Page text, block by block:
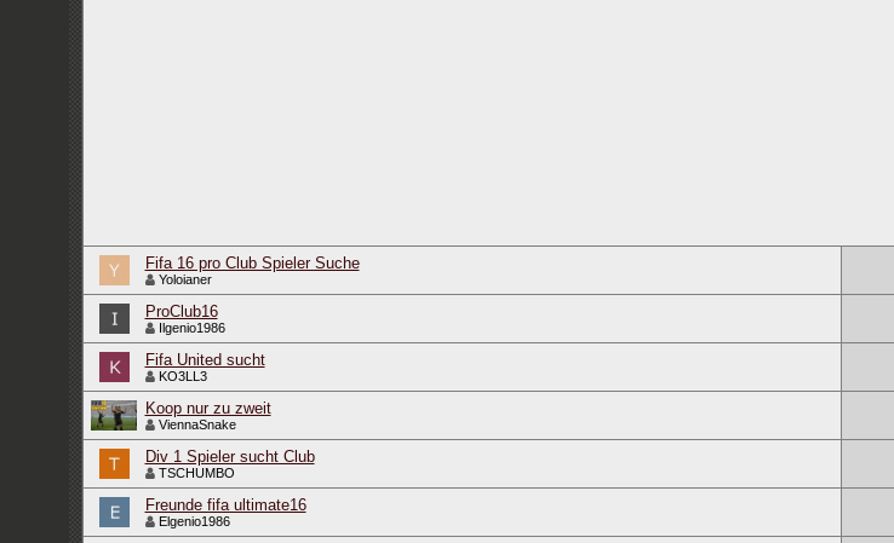
Fifa 16 pro Club Spieler Suche
Yoloianer
ProClub16
Ilgenio1986
Fifa United sucht
KO3LL3
Koop nur zu zweit
ViennaSnake
Div 1 Spieler sucht Club
TSCHUMBO
Freunde fifa ultimate16
Elgenio1986